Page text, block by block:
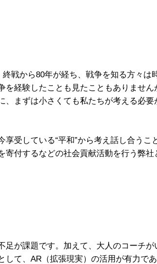
戦から80年が経ち、戦争を知る方々は
経験したことも見たこともありませ
まずは小さくても私たちが考える必要
受している“平和”から考え話し合うこ
付するなどの社会貢献活動を行う弊社
が課題です。加えて、大人のコーチ
て、AR（拡張現実）の活用が有力で